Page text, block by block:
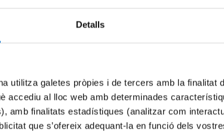
Detalls
utilitza galetes pròpies i de tercers amb la finalitat
accediu al lloc web amb determinades
amb finalitats estadístiques (analitzar com
que s’ofereix adequant-la en funció dels
Try again